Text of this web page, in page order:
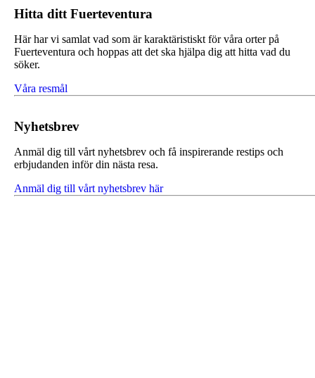
Hitta ditt Fuerteventura
Här har vi samlat vad som är karaktäristiskt för våra orter på
Fuerteventura och hoppas att det ska hjälpa dig att hitta vad du
söker.
Våra resmål
Nyhetsbrev
Anmäl dig till vårt nyhetsbrev och få inspirerande restips och
erbjudanden inför din nästa resa.
Anmäl dig till vårt nyhetsbrev här